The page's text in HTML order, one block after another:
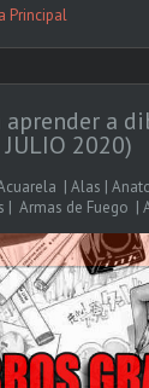
Principal
a
2020)
Acuarela | Alas |
| Armas de Fuego |